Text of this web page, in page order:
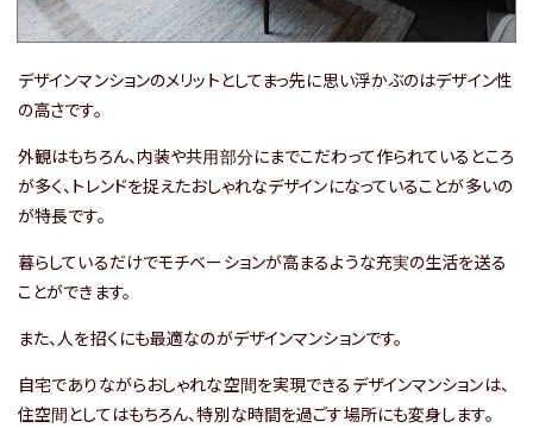
関西エリアの全物件を見る
関東エリアの物件はこちら
物件の最新情報
プレミアムフロア限定の特別仕様をご紹介
デザインマンションのメリットとしてまっ先に思い浮かぶのはデザイン性
の高さです。
外観はもちろん、内装や共用部分にまでこだわって作られているところ
が多く、トレンドを捉えたおしゃれなデザインになっていることが多いの
が特長です。
暮らしているだけでモチベーションが高まるような充実の生活を送る
ことができます。
また、人を招くにも最適なのがデザインマンションです。
自宅でありながらおしゃれな空間を実現できるデザインマンションは、
住空間としてはもちろん、特別な時間を過ごす場所にも変身します。